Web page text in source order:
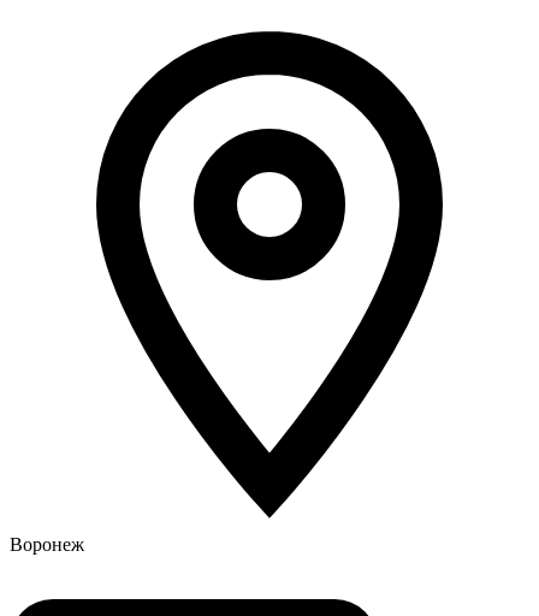
Воронеж